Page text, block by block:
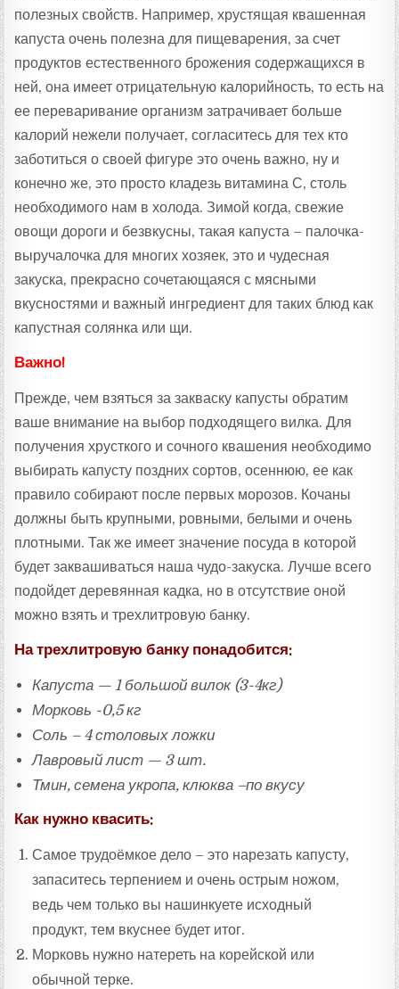
полезных свойств. Например, хрустящая квашенная
капуста очень полезна для пищеварения, за счет
продуктов естественного брожения содержащихся в
ней, она имеет отрицательную калорийность, то есть на
ее переваривание организм затрачивает больше
калорий нежели получает, согласитесь для тех кто
заботиться о своей фигуре это очень важно, ну и
конечно же, это просто кладезь витамина С, столь
необходимого нам в холода. Зимой когда, свежие
овощи дороги и безвкусны, такая капуста – палочка-
выручалочка для многих хозяек, это и чудесная
закуска, прекрасно сочетающаяся с мясными
вкусностями и важный ингредиент для таких блюд как
капустная солянка или щи.
Важно!
Прежде, чем взяться за закваску капусты обратим
ваше внимание на выбор подходящего вилка. Для
получения хрусткого и сочного квашения необходимо
выбирать капусту поздних сортов, осеннюю, ее как
правило собирают после первых морозов. Кочаны
должны быть крупными, ровными, белыми и очень
плотными. Так же имеет значение посуда в которой
будет заквашиваться наша чудо-закуска. Лучше всего
подойдет деревянная кадка, но в отсутствие оной
можно взять и трехлитровую банку.
На трехлитровую банку понадобится:
Капуста — 1 большой вилок (3-4кг)
Морковь -0,5 кг
Соль – 4 столовых ложки
Лавровый лист — 3 шт.
Тмин, семена укропа, клюква –по вкусу
Как нужно квасить:
Самое трудоёмкое дело – это нарезать капусту,
запаситесь терпением и очень острым ножом,
ведь чем только вы нашинкуете исходный
продукт, тем вкуснее будет итог.
Морковь нужно натереть на корейской или
обычной терке.